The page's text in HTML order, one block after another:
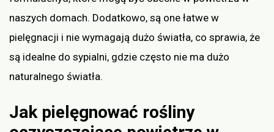
naszych domach. Dodatkowo, są one łatwe w
pielęgnacji i nie wymagają dużo światła, co sprawia, że
są idealne do sypialni, gdzie często nie ma dużo
naturalnego światła.
Jak pielęgnować rośliny